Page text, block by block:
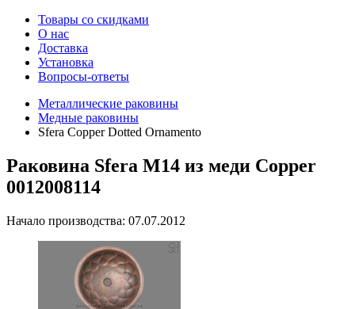
Товары со скидками
О нас
Доставка
Установка
Вопросы-ответы
Металлические раковины
Медные раковины
Sfera Copper Dotted Ornamento
Раковина Sfera M14 из меди Copper
0012008114
Начало производства: 07.07.2012